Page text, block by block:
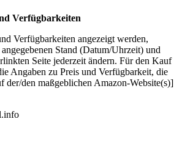
Verfügbarkeiten
Verfügbarkeiten angezeigt werden,
Stand (Datum/Uhrzeit) und
Seite jederzeit ändern. Für den Kauf
Angaben zu Preis und Verfügbarkeit, die
der/den maßgeblichen Amazon-Website(s)]